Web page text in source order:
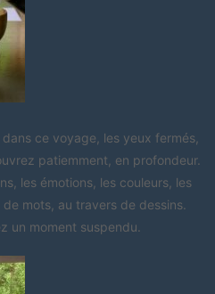
ce voyage, les yeux fermés,
patiemment, en profondeur.
les émotions, les couleurs, les
mots, au travers de dessins.
un moment suspendu.